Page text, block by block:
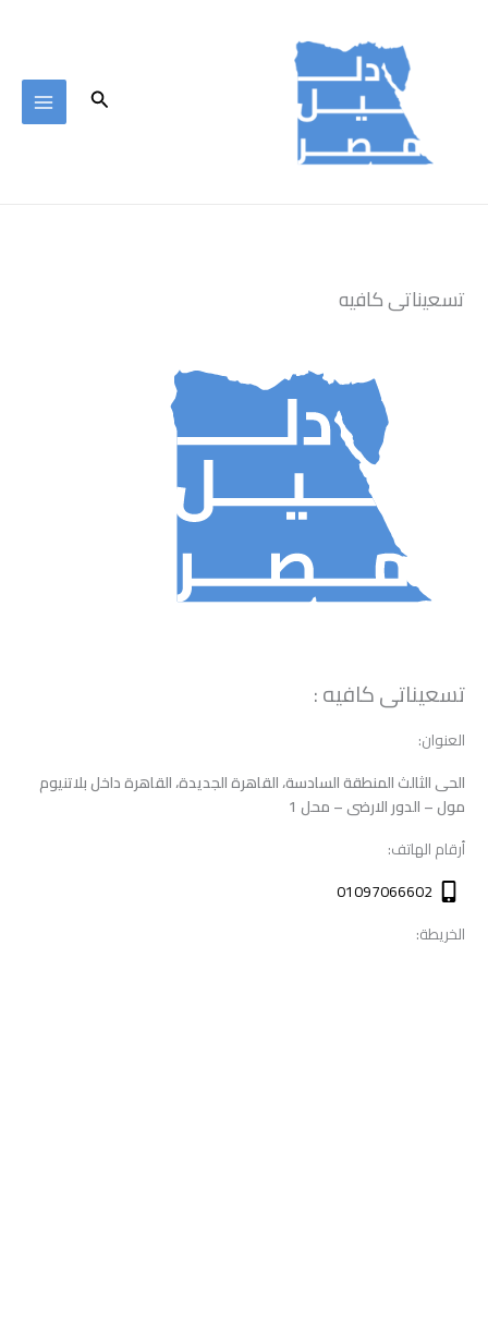
البحث
تسعيناتى كافيه
تسعيناتى كافيه :
العنوان:
الحى الثالث المنطقة السادسة، القاهرة الجديدة، القاهرة داخل بلاتنيوم
مول – الدور الارضى – محل 1
أرقام الهاتف:
01097066602
الخريطة: